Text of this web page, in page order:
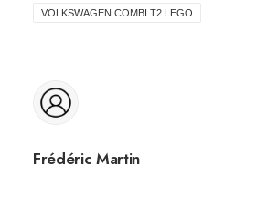
VOLKSWAGEN COMBI T2 LEGO
Frédéric Martin